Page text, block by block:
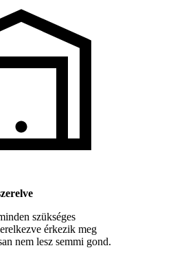
szükséges
érkezik meg
nem lesz semmi gond.